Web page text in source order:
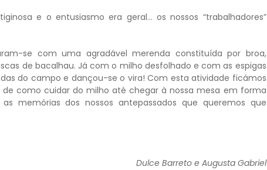
e o entusiasmo era geral… os nossos “trabalhadores”
se com uma agradável merenda constituída por broa,
de bacalhau. Já com o milho desfolhado e com as espigas
do campo e dançou-se o vira! Com esta atividade ficámos
como cuidar do milho até chegar à nossa mesa em forma
memórias dos nossos antepassados que queremos que
Dulce Barreto e Augusta Gabriel